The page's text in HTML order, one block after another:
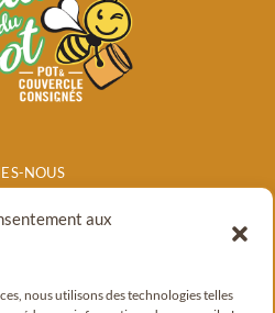
aux
nous utilisons des technologies telles
NOUS